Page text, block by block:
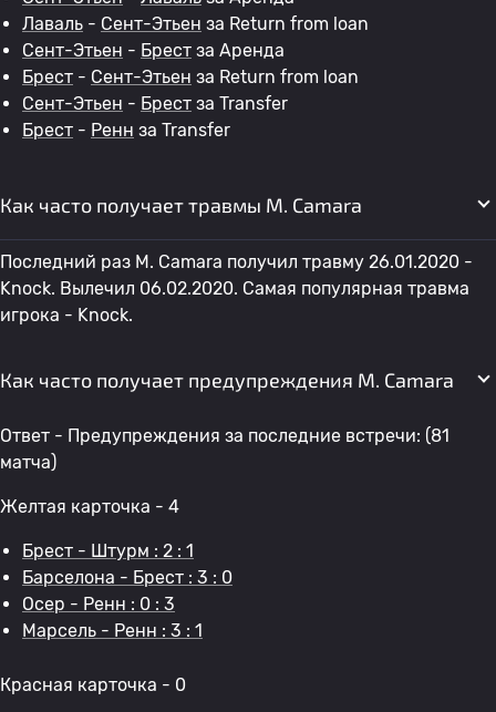
Лаваль - Сент-Этьен за Return from loan
Сент-Этьен - Брест за Аренда
Брест - Сент-Этьен за Return from loan
Сент-Этьен - Брест за Transfer
Брест - Ренн за Transfer
Как часто получает травмы M. Camara
Последний раз M. Camara получил травму 26.01.2020 -
Knock. Вылечил 06.02.2020. Самая популярная травма
игрока - Knock.
Как часто получает предупреждения M. Camara
Ответ - Предупреждения за последние встречи: (81
матча)
Желтая карточка - 4
Брест - Штурм : 2 : 1
Барселона - Брест : 3 : 0
Осер - Ренн : 0 : 3
Марсель - Ренн : 3 : 1
Красная карточка - 0